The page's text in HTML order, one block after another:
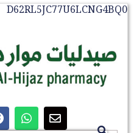
D62RL5JC77U6LCNG4BQ0